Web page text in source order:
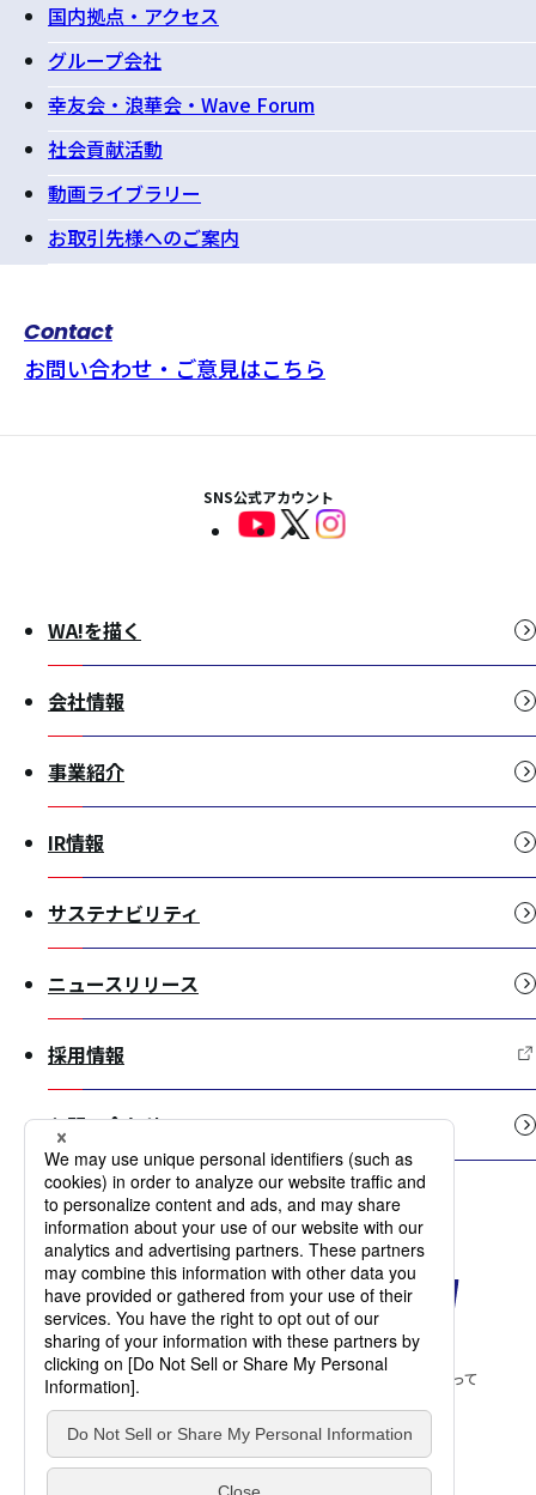
国内拠点・アクセス
グループ会社
幸友会・浪華会・Wave Forum
社会貢献活動
動画ライブラリー
お取引先様へのご案内
Contact
お問い合わせ・ご意見はこちら
SNS公式アカウント
WA!を描く
会社情報
事業紹介
IR情報
サステナビリティ
ニュースリリース
採用情報
お問い合わせ
サイトマップ
当サイトのご利用にあたって
個人情報保護方針
許認可一覧
アクセシビリティ方針